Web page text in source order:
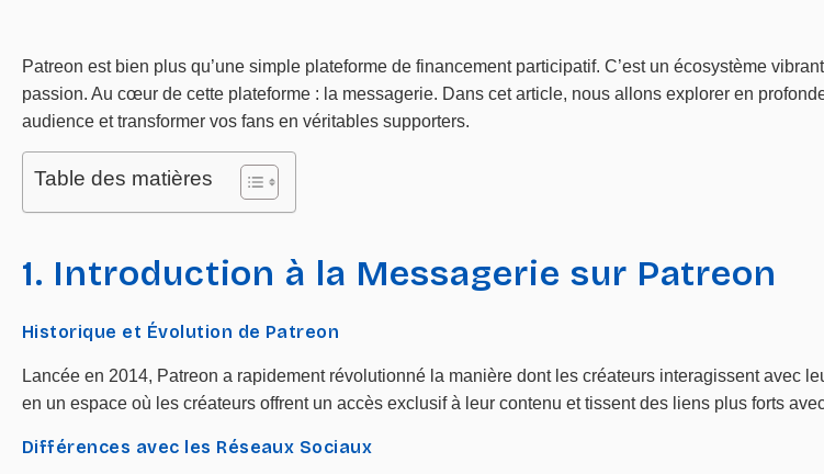
Patreon est bien plus qu’une simple plateforme de financement participatif. C’est un écosystème
passion. Au cœur de cette plateforme : la messagerie. Dans cet article, nous allons explorer en
audience et transformer vos fans en véritables supporters.
Table des matières
1. Introduction à la Messagerie sur Patreon
Historique et Évolution de Patreon
Lancée en 2014, Patreon a rapidement révolutionné la manière dont les créateurs interagissent avec
en un espace où les créateurs offrent un accès exclusif à leur contenu et tissent des liens plus forts
Différences avec les Réseaux Sociaux